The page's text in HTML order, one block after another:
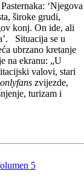
‘Njegova
široke grudi,
konj. On ide, ali
Situacija se u
ubrzano kretanje
na ekranu: „U
valovi, stari
onlyfans zvijezde,
turizam i
5